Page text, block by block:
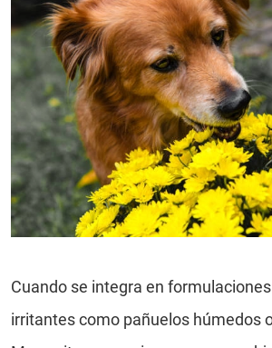
Cuando se integra en
irritantes como pañuelos húmedos